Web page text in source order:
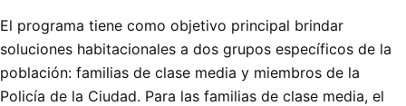
El programa tiene como objetivo principal brindar
soluciones habitacionales a dos grupos específicos de la
población: familias de clase media y miembros de la
Policía de la Ciudad. Para las familias de clase media, el